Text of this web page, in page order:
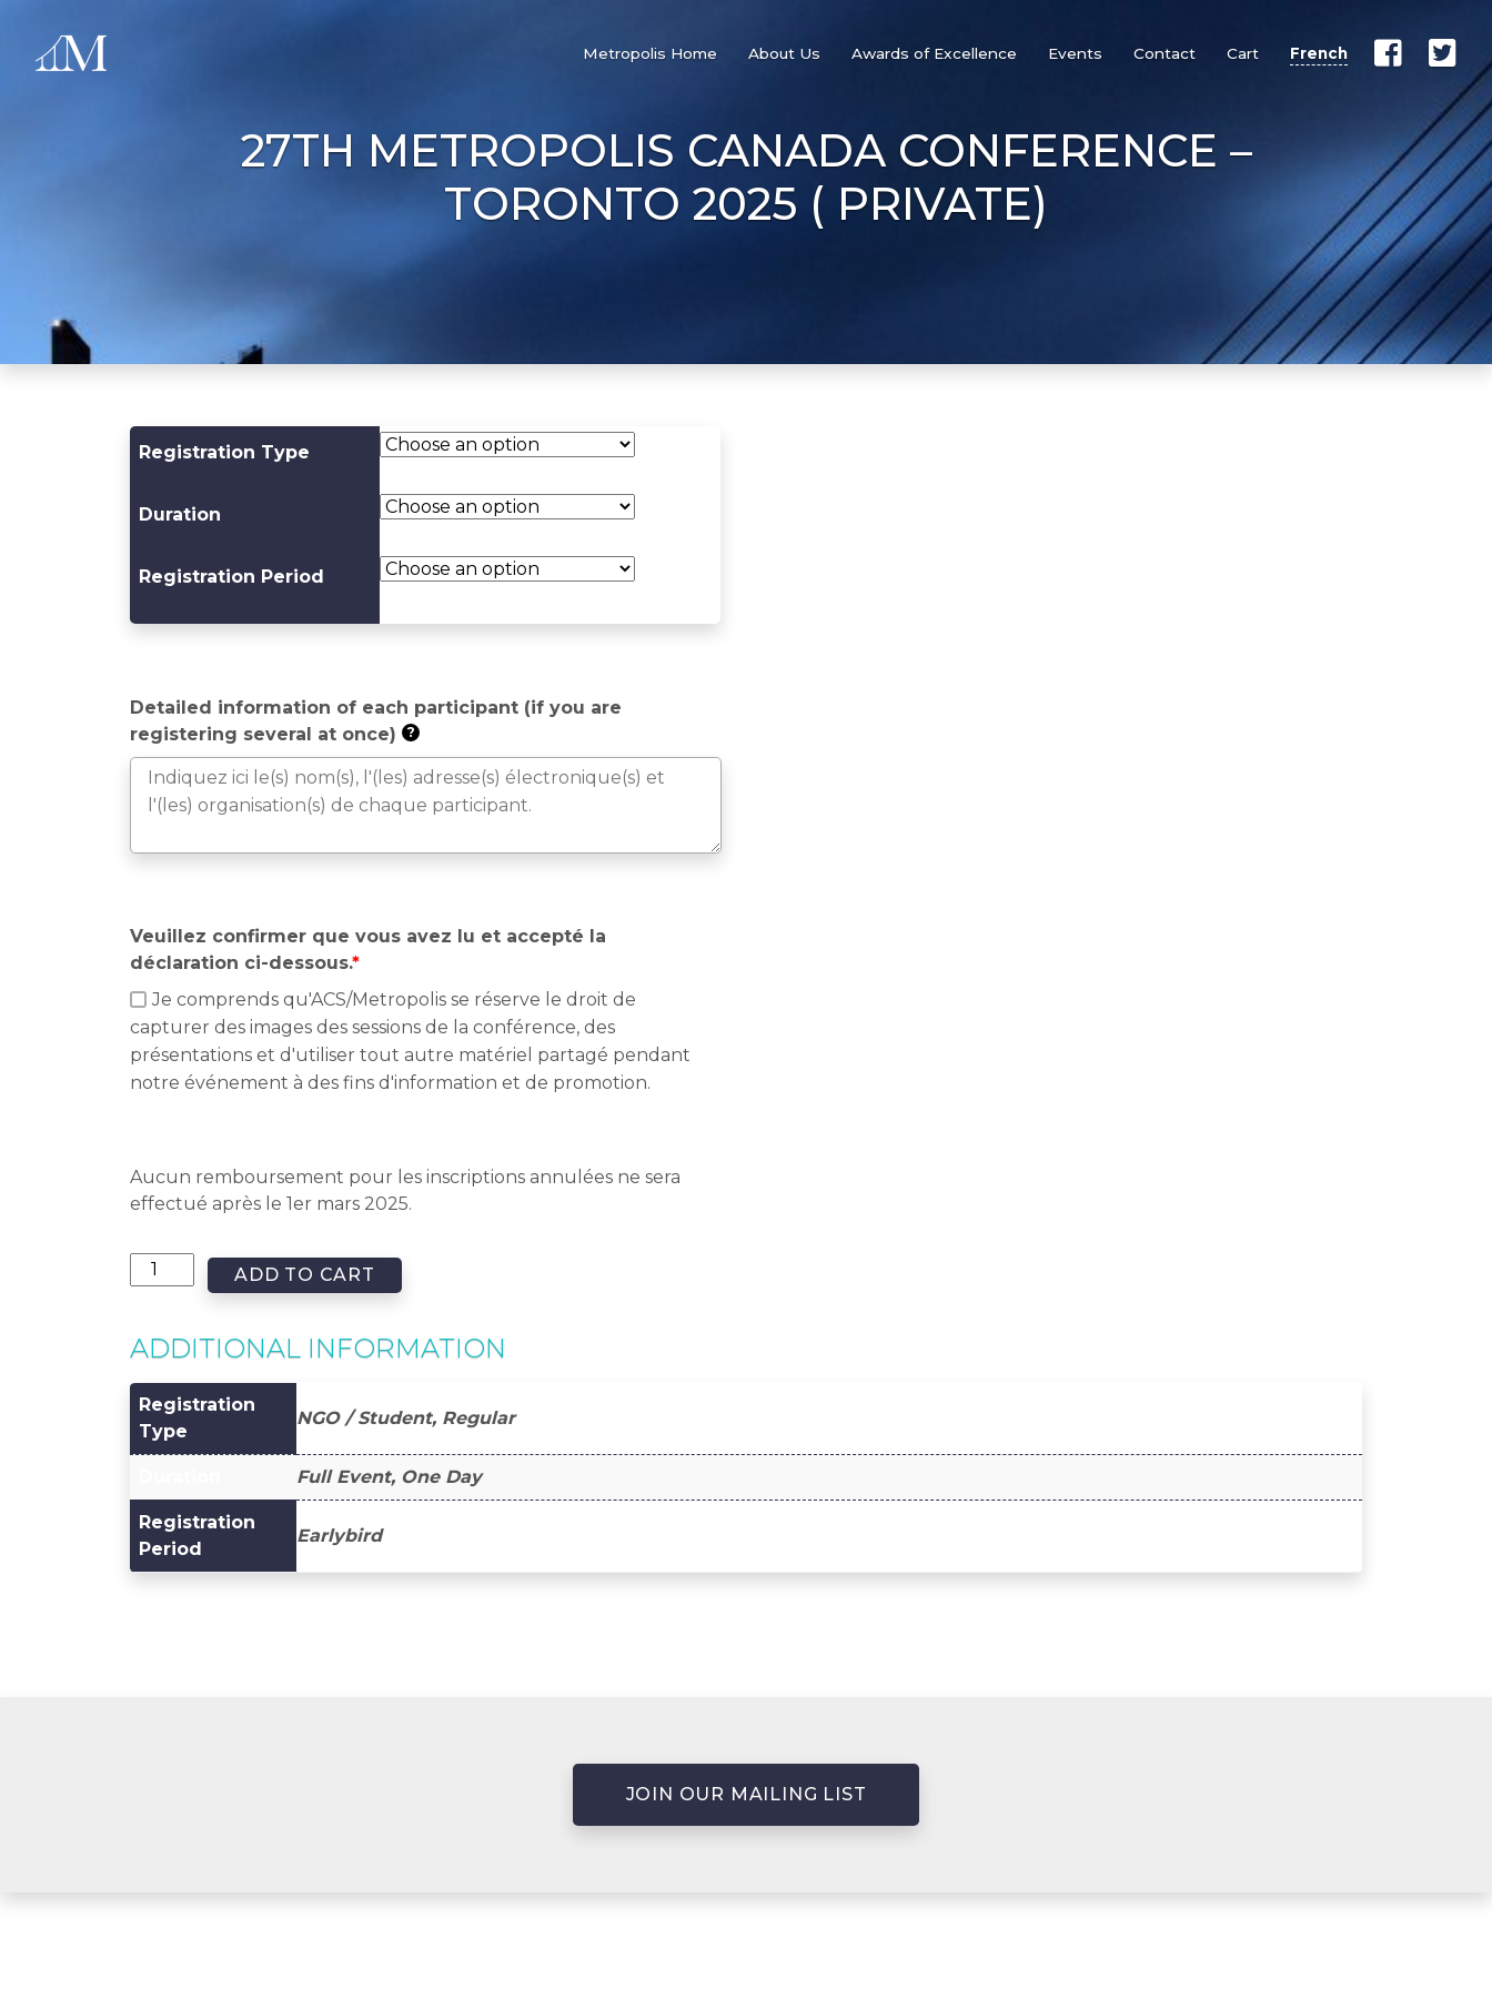
Metropolis Home About Us Awards of Excellence Events Contact Cart French
27TH METROPOLIS CANADA CONFERENCE –
TORONTO 2025 ( PRIVATE)
Registration Type
Duration
Registration Period
Detailed information of each participant (if you are
registering several at once)
?
Veuillez confirmer que vous avez lu et accepté la
déclaration ci-dessous.*
Je comprends qu'ACS/Metropolis se réserve le droit de
capturer des images des sessions de la conférence, des
présentations et d'utiliser tout autre matériel partagé pendant
notre événement à des fins d'information et de promotion.
Aucun remboursement pour les inscriptions annulées ne sera
effectué après le 1er mars 2025.
ADD TO CART
ADDITIONAL INFORMATION
Registration
Type
NGO / Student, Regular
Full Event, One Day
Registration
Period
Earlybird
JOIN OUR MAILING LIST